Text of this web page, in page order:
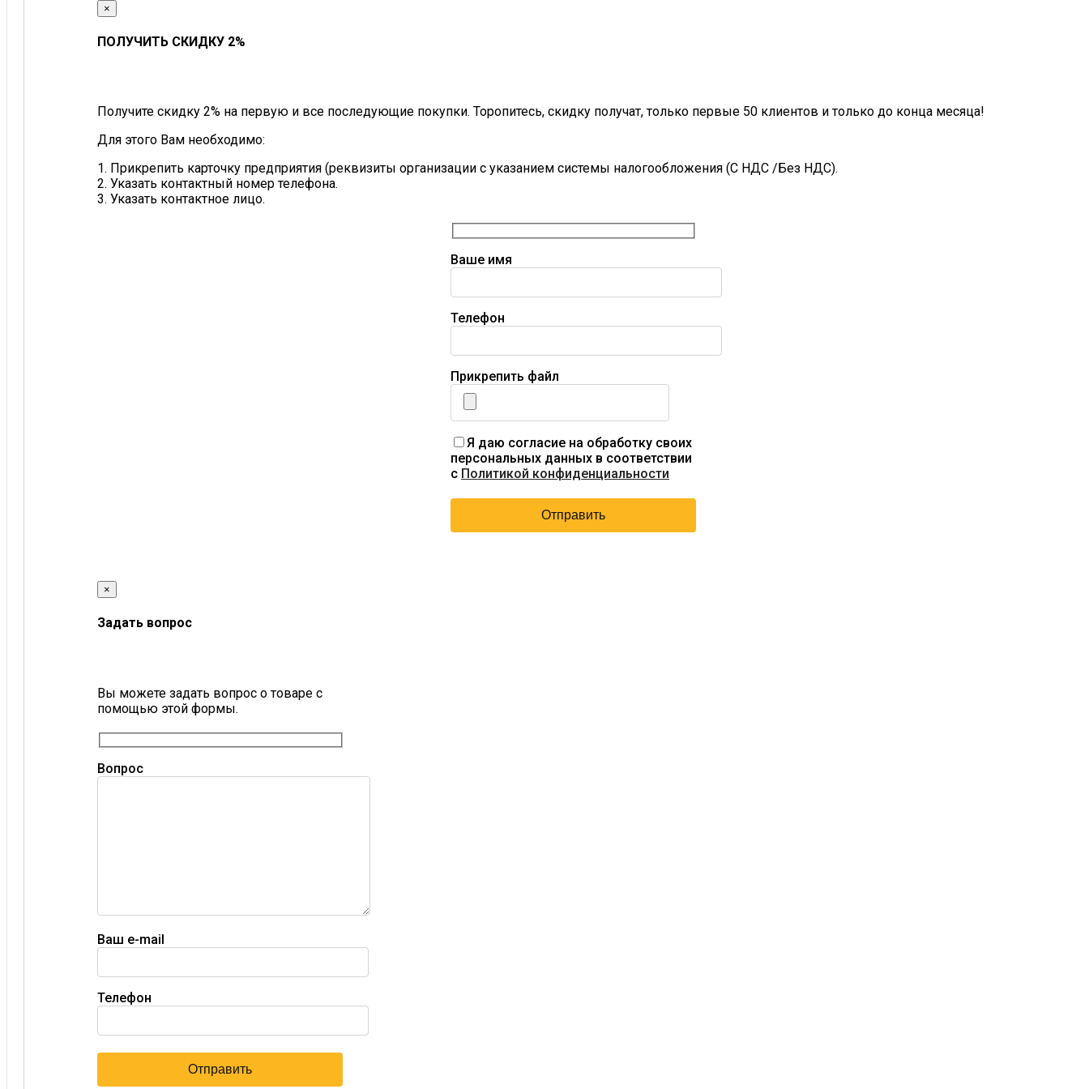
×
ПОЛУЧИТЬ СКИДКУ 2%
Получите скидку 2% на первую и все последующие покупки. Торопитесь, скидку получат, только первые 50 клиентов и только до конца месяца!
Для этого Вам необходимо:
1. Прикрепить карточку предприятия (реквизиты организации с указанием системы налогообложения (С НДС /Без НДС).
2. Указать контактный номер телефона.
3. Указать контактное лицо.
Ваше имя
Телефон
Прикрепить файл
Я даю согласие на обработку своих
персональных данных в соответствии
с Политикой конфиденциальности
×
Задать вопрос
Вы можете задать вопрос о товаре с
помощью этой формы.
Вопрос
Ваш e-mail
Телефон